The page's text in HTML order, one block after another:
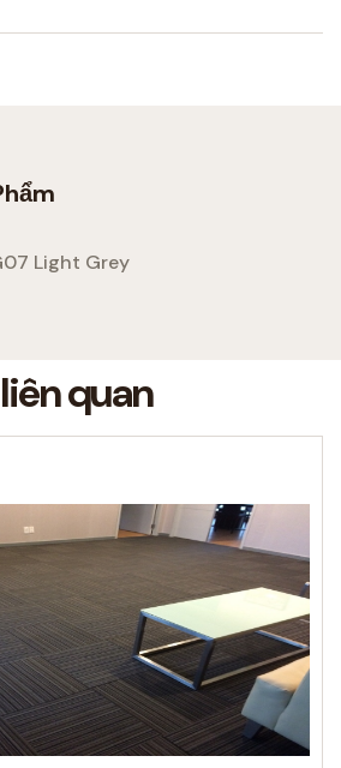
Light Grey
quan